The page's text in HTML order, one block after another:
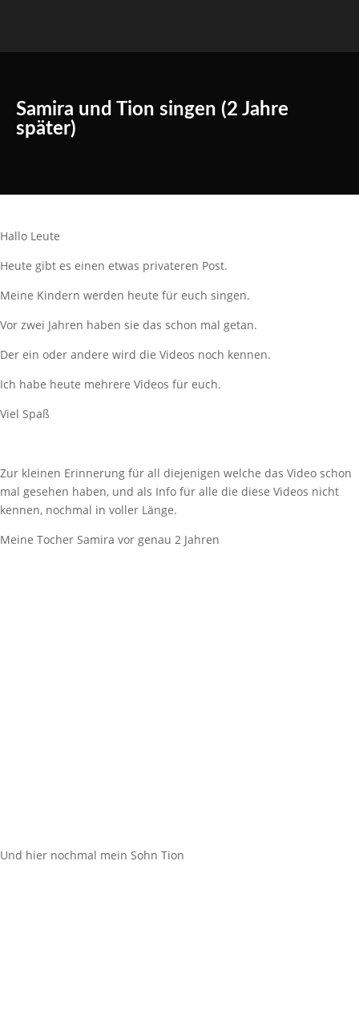
Samira und Tion singen (2 Jahre
später)
Hallo Leute
Heute gibt es einen etwas privateren Post.
Meine Kindern werden heute für euch singen.
Vor zwei Jahren haben sie das schon mal getan.
Der ein oder andere wird die Videos noch kennen.
Ich habe heute mehrere Videos für euch.
Viel Spaß
Zur kleinen Erinnerung für all diejenigen welche das Video schon
mal gesehen haben, und als Info für alle die diese Videos nicht
kennen, nochmal in voller Länge.
Meine Tocher Samira vor genau 2 Jahren
Und hier nochmal mein Sohn Tion